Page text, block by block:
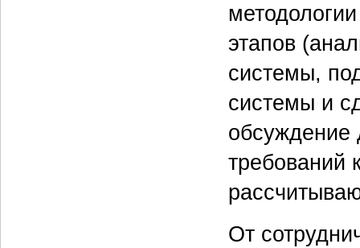
этапов
системы,
системы и
обсуждение
требований
От